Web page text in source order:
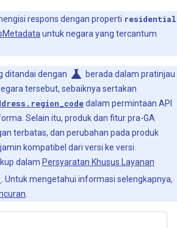
respons dengan properti residential
untuk negara yang tercantum
ditandai dengan science berada dalam pratinjau
tersebut, sebaiknya sertakan
dalam permintaan API
Selain itu, produk dan fitur pra-GA
terbatas, dan perubahan pada produk
kompatibel dari versi ke versi.
dalam Persyaratan Khusus Layanan
. Untuk mengetahui informasi selengkapnya,